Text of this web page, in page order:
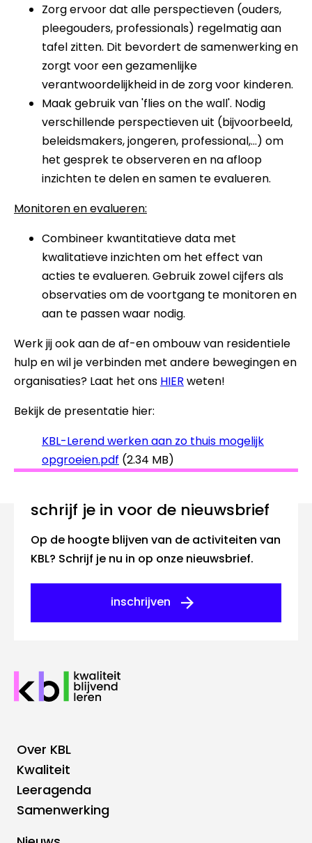
Zorg ervoor dat alle perspectieven (ouders,
pleegouders, professionals) regelmatig aan
tafel zitten. Dit bevordert de samenwerking en
zorgt voor een gezamenlijke
verantwoordelijkheid in de zorg voor kinderen.
Maak gebruik van 'flies on the wall'. Nodig
verschillende perspectieven uit (bijvoorbeeld,
beleidsmakers, jongeren, professional,...) om
het gesprek te observeren en na afloop
inzichten te delen en samen te evalueren.
Monitoren en evalueren:
Combineer kwantitatieve data met
kwalitatieve inzichten om het effect van
acties te evalueren. Gebruik zowel cijfers als
observaties om de voortgang te monitoren en
aan te passen waar nodig.
Werk jij ook aan de af-en ombouw van residentiele
hulp en wil je verbinden met andere bewegingen en
organisaties? Laat het ons HIER weten!
Bekijk de presentatie hier:
KBL-Lerend werken aan zo thuis mogelijk
opgroeien.pdf (2.34 MB)
Schrijf je in voor de nieuwsbrief
Op de hoogte blijven van de activiteiten van
KBL? Schrijf je nu in op onze nieuwsbrief.
inschrijven
Footer
Hoofdnavigatie
Over KBL
Kwaliteit
Leeragenda
Samenwerking